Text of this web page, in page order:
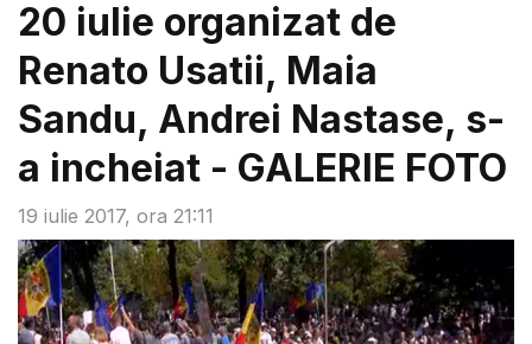
19 iulie 2017, ora 21:11
20 iulie organizat de
Renato Usatii, Maia
Sandu, Andrei Nastase, s-
a incheiat - GALERIE FOTO